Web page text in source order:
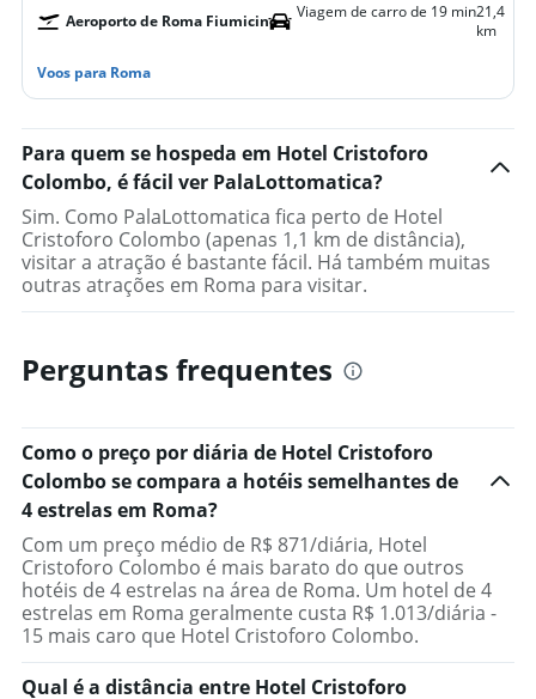
Aeroporto de Roma Fiumicino Viagem de carro de 19 min21,4
km
Voos para Roma
Para quem se hospeda em Hotel Cristoforo
Colombo, é fácil ver PalaLottomatica?
Sim. Como PalaLottomatica fica perto de Hotel
Cristoforo Colombo (apenas 1,1 km de distância),
visitar a atração é bastante fácil. Há também muitas
outras atrações em Roma para visitar.
Perguntas frequentes
Como o preço por diária de Hotel Cristoforo
Colombo se compara a hotéis semelhantes de
4 estrelas em Roma?
Com um preço médio de R$ 871/diária, Hotel
Cristoforo Colombo é mais barato do que outros
hotéis de 4 estrelas na área de Roma. Um hotel de 4
estrelas em Roma geralmente custa R$ 1.013/diária -
15 mais caro que Hotel Cristoforo Colombo.
Qual é a distância entre Hotel Cristoforo